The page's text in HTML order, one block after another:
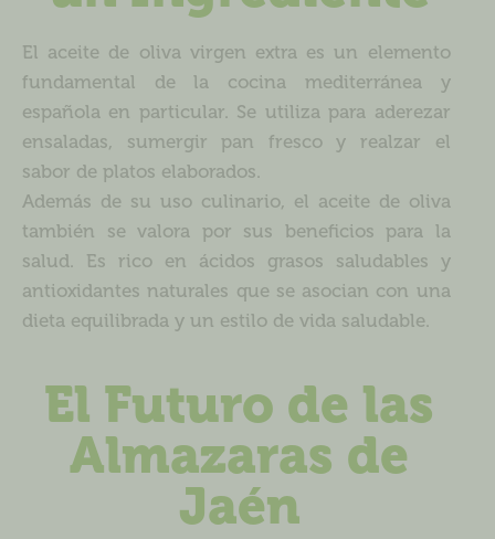
El aceite de oliva virgen extra es un elemento
fundamental de la cocina mediterránea y
española en particular. Se utiliza para aderezar
ensaladas, sumergir pan fresco y realzar el
sabor de platos elaborados.
Además de su uso culinario, el aceite de oliva
también se valora por sus beneficios para la
salud. Es rico en ácidos grasos saludables y
antioxidantes naturales que se asocian con una
dieta equilibrada y un estilo de vida saludable.
El Futuro de las
Almazaras de
Jaén